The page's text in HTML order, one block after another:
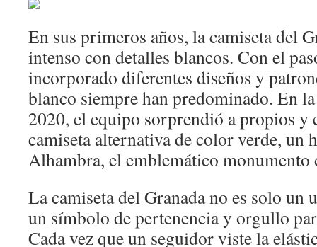
En sus primeros años, la camiseta del
intenso con detalles blancos. Con el
incorporado diferentes diseños y
blanco siempre han predominado. En
2020, el equipo sorprendió a propios y
camiseta alternativa de color verde, un
Alhambra, el emblemático monumento
La camiseta del Granada no es solo
un símbolo de pertenencia y orgullo
Cada vez que un seguidor viste la